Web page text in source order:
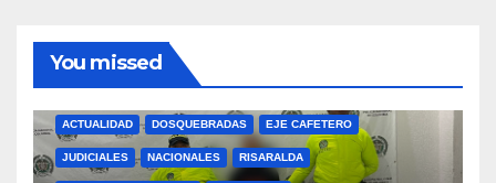
You missed
ACTUALIDAD DOSQUEBRADAS EJE CAFETERO
JUDICIALES NACIONALES RISARALDA